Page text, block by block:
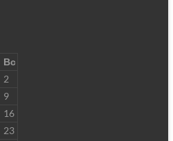
Вс
2
9
16
23